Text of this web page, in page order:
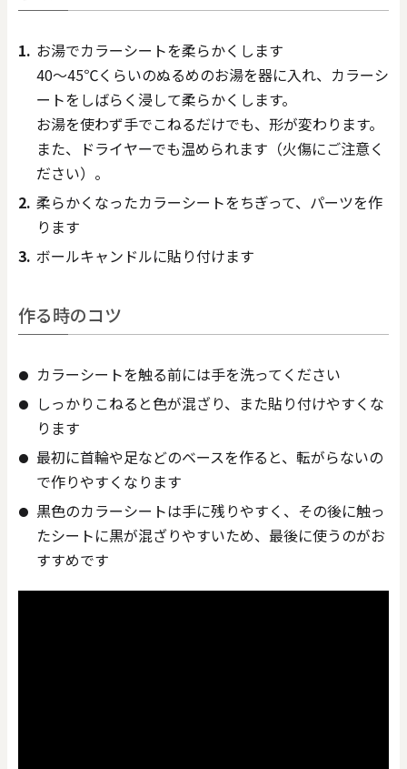
お湯でカラーシートを柔らかくします
40～45℃くらいのぬるめのお湯を器に入れ、カラーシ
ートをしばらく浸して柔らかくします。
お湯を使わず手でこねるだけでも、形が変わります。
また、ドライヤーでも温められます（火傷にご注意く
ださい）。
柔らかくなったカラーシートをちぎって、パーツを作
ります
ボールキャンドルに貼り付けます
作る時のコツ
カラーシートを触る前には手を洗ってください
しっかりこねると色が混ざり、また貼り付けやすくな
ります
最初に首輪や足などのベースを作ると、転がらないの
で作りやすくなります
黒色のカラーシートは手に残りやすく、その後に触っ
たシートに黒が混ざりやすいため、最後に使うのがお
すすめです